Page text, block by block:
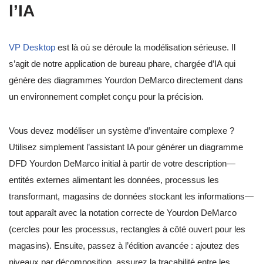
l’IA
VP Desktop est là où se déroule la modélisation sérieuse. Il
s’agit de notre application de bureau phare, chargée d’IA qui
génère des diagrammes Yourdon DeMarco directement dans
un environnement complet conçu pour la précision.
Vous devez modéliser un système d’inventaire complexe ?
Utilisez simplement l’assistant IA pour générer un diagramme
DFD Yourdon DeMarco initial à partir de votre description—
entités externes alimentant les données, processus les
transformant, magasins de données stockant les informations—
tout apparaît avec la notation correcte de Yourdon DeMarco
(cercles pour les processus, rectangles à côté ouvert pour les
magasins). Ensuite, passez à l’édition avancée : ajoutez des